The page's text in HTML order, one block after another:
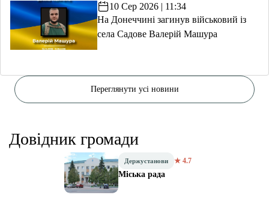
10 Сер 2026 | 11:34
На Донеччині загинув військовий із
села Садове Валерій Машура
Переглянути усі новини
Довідник громади
Держустанови ★ 4.7
Міська рада